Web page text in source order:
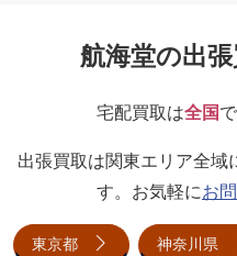
航海堂の出
宅配買取は全国
出張買取は関東エリア全域
す。お気軽にお
東京都 神奈川県